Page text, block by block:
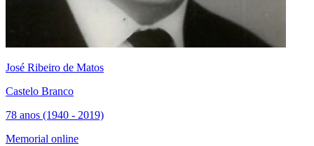
José Ribeiro de Matos
Castelo Branco
78 anos (1940 - 2019)
Memorial online